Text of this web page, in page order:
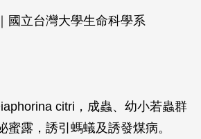
國立台灣大學生命科學系
citri ，成蟲、幼小若蟲群
蜜露，誘引螞蟻及誘發煤病。